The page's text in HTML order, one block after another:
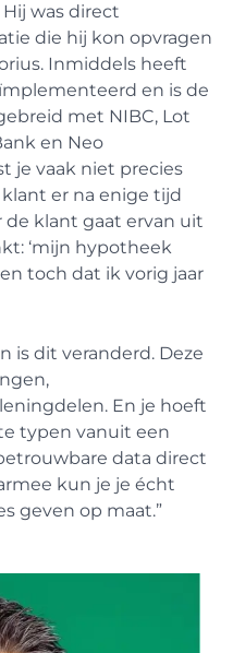
was direct
die hij kon opvragen
Inmiddels heeft
en is de
met NIBC, Lot
en Neo
je vaak niet precies
er na enige tijd
de klant gaat ervan uit
‘mijn hypotheek
toch dat ik vorig jaar
is dit veranderd. Deze
En je hoeft
typen vanuit een
data direct
kun je je écht
geven op maat.”